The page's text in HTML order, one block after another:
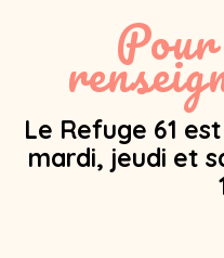
Le Refuge 61
mardi, jeudi et